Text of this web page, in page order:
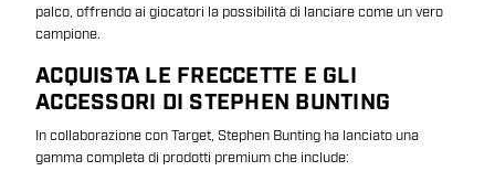
palco, offrendo ai giocatori la possibilità di lanciare come un vero
campione.
ACQUISTA LE FRECCETTE E GLI
ACCESSORI DI STEPHEN BUNTING
In collaborazione con Target, Stephen Bunting ha lanciato una
gamma completa di prodotti premium che include: